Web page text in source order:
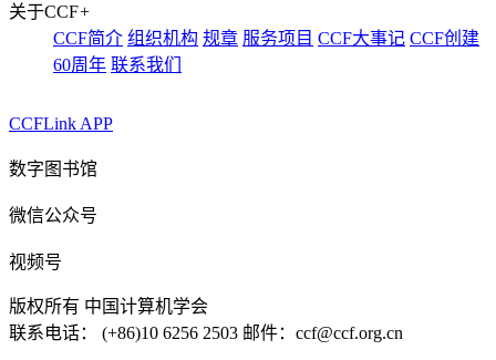
关于CCF+
CCF简介 组织机构 规章 服务项目 CCF大事记 CCF创建
60周年 联系我们
CCFLink APP
数字图书馆
微信公众号
视频号
版权所有 中国计算机学会
联系电话： (+86)10 6256 2503 邮件：ccf@ccf.org.cn